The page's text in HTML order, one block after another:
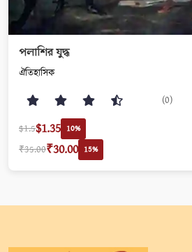
পলাশির যুদ্ধ
ঐতিহাসিক
(0)
$1.5$1.35 10%
₹35.00₹30.00 15%